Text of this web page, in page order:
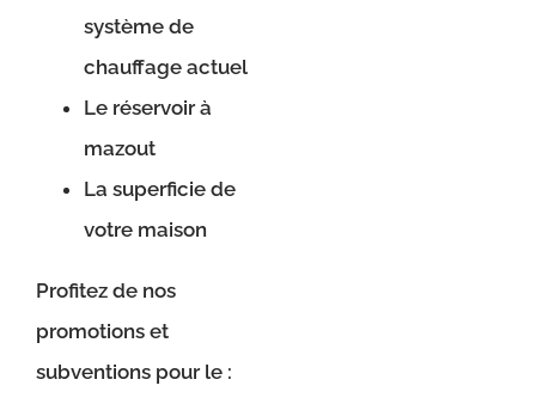
système de
chauffage actuel
Le réservoir à
mazout
La superficie de
votre maison
Profitez de nos
promotions et
subventions pour le :